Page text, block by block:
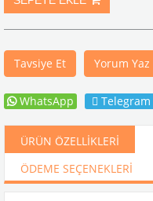
Tavsiye Et Yorum Yaz
WhatsApp Telegram
ÜRÜN ÖZELLIKLERI
ÖDEME SEÇENEKLERI